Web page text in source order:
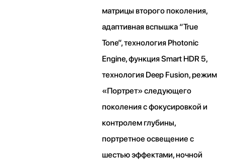
матрицы второго поколения,
адаптивная вспышка “True
Tone”, технология Photonic
Engine, функция Smart HDR 5,
технология Deep Fusion, режим
«Портрет» следующего
поколения с фокусировкой и
контролем глубины,
портретное освещение с
шестью эффектами, ночной